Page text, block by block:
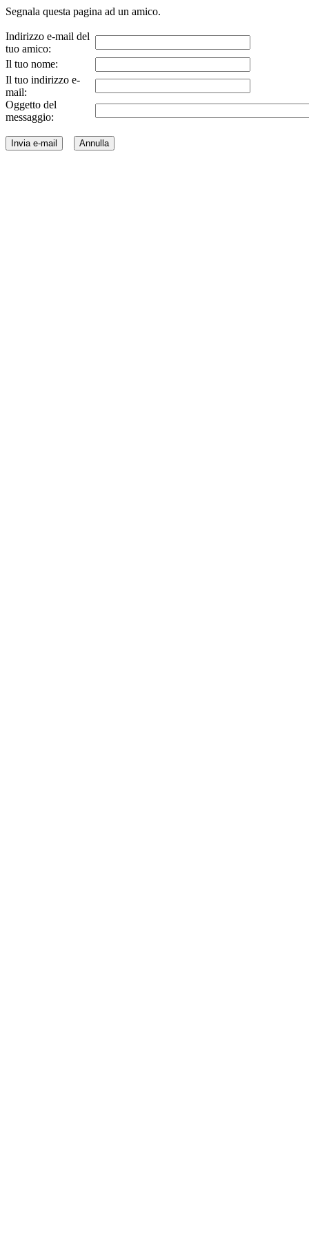
Segnala questa pagina ad un amico.
Indirizzo e-mail del
tuo amico:
Il tuo nome:
Il tuo indirizzo e-
mail:
Oggetto del
messaggio: